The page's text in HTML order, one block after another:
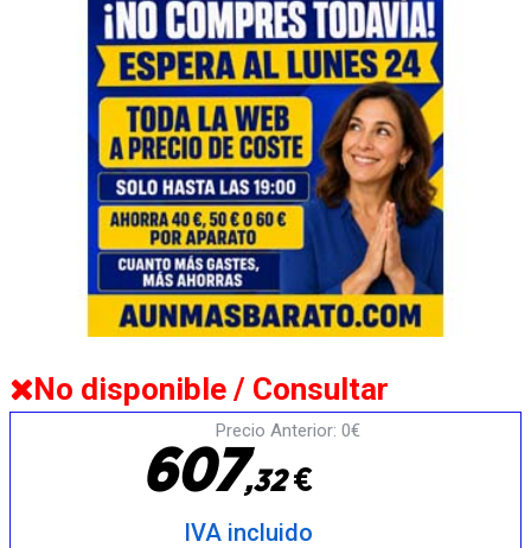
No disponible / Consultar
Precio Anterior: 0€
607,32€
IVA incluido